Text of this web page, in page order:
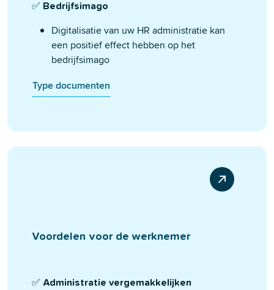
✅ Bedrijfsimago
Digitalisatie van uw HR administratie kan
een positief effect hebben op het
bedrijfsimago
Type documenten
Voordelen voor de werknemer
✅ Administratie vergemakkelijken